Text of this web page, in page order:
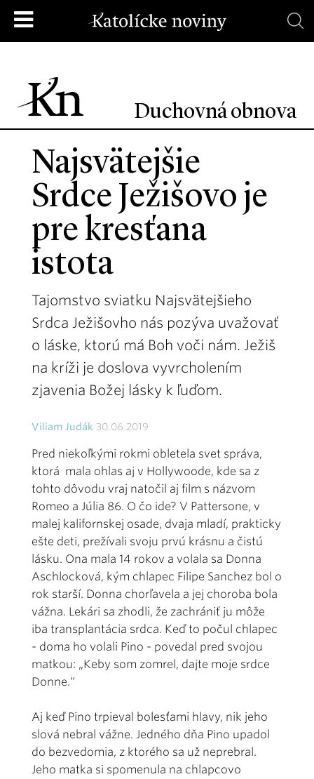
Duchovná obnova
Najsvätejšie
Srdce Ježišovo je
pre kresťana
istota
Tajomstvo sviatku Najsvätejšieho
Srdca Ježišovho nás pozýva uvažovať
o láske, ktorú má Boh voči nám. Ježiš
na kríži je doslova vyvrcholením
zjavenia Božej lásky k ľuďom.
Viliam Judák 30.06.2019
Pred niekoľkými rokmi obletela svet správa,
ktorá mala ohlas aj v Hollywoode, kde sa z
tohto dôvodu vraj natočil aj film s názvom
Romeo a Júlia 86. O čo ide? V Pattersone, v
malej kalifornskej osade, dvaja mladí, prakticky
ešte deti, prežívali svoju prvú krásnu a čistú
lásku. Ona mala 14 rokov a volala sa Donna
Aschlocková, kým chlapec Filipe Sanchez bol o
rok starší. Donna chorľavela a jej choroba bola
vážna. Lekári sa zhodli, že zachrániť ju môže
iba transplantácia srdca. Keď to počul chlapec
- doma ho volali Pino - povedal pred svojou
matkou: „Keby som zomrel, dajte moje srdce
Donne.“
Aj keď Pino trpieval bolesťami hlavy, nik jeho
slová nebral vážne. Jedného dňa Pino upadol
do bezvedomia, z ktorého sa už neprebral.
Jeho matka si spomenula na chlapcovo